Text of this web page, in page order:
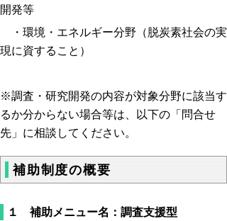
開発等
・環境・エネルギー分野（脱炭素社会の実
現に資すること）
※調査・研究開発の内容が対象分野に該当す
るか分からない場合等は、以下の「問合せ
先」に相談してください。
補助制度の概要
１ 補助メニュー名：調査支援型